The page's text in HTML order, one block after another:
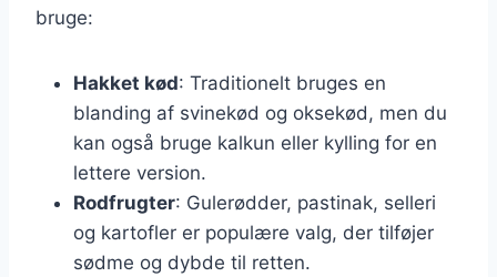
bruge:
Hakket kød: Traditionelt bruges en
blanding af svinekød og oksekød, men du
kan også bruge kalkun eller kylling for en
lettere version.
Rodfrugter: Gulerødder, pastinak, selleri
og kartofler er populære valg, der tilføjer
sødme og dybde til retten.